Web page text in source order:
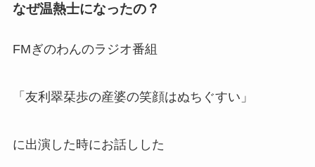
なぜ温熱士になったの？
FMぎのわんのラジオ番組
「友利翠栞歩の産婆の笑顔はぬちぐすい」
に出演した時にお話しした